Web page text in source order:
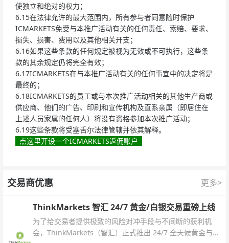
使独立和绝对的权力；
6.15在法律允许的最大范围内，所有参与者同意随时保护
ICMARKETS免受与本推广活动有关的任何责任、索赔、要求、
损失、损害、费用以及其他相关开支；
6.16如果这些条款的任何规定被视为无效或不可执行，这些条
款的其余规定仍将完全有效；
6.17ICMARKETS在与本推广活动有关的任何事宜中的决定将是
最终的；
6.18ICMARKETS的员工或与本次推广活动相关的其他生产商或
供应商、他们的广告、印刷和宣传机构及直系亲属（即居住在
上述人员家属的任何人）将没有资格参加本次推广活动；
6.19这些条款将受塞舌尔法律管辖并依其解释。
点这里开设一个ICMARKETS返佣账户
交易商优惠 更多>
ThinkMarkets 智汇 24/7 黄金/白银交易重磅上线
为了给交易者提供极致的风险对冲手段与不间断的获利机
会，ThinkMarkets（智汇）正式推出 24/7 全天候黄金与白